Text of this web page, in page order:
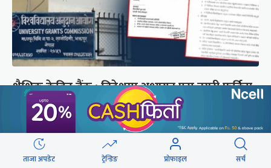
शैक्षिक क्रेडिट बैंक : विदेशमा अध्ययन पूरा नगरी फर्किए
नेपालमा निरन्तरता
छुटाउनुभयो कि ?
ताजा अपडेट ट्रेन्डिङ प्रोफाइल सर्च